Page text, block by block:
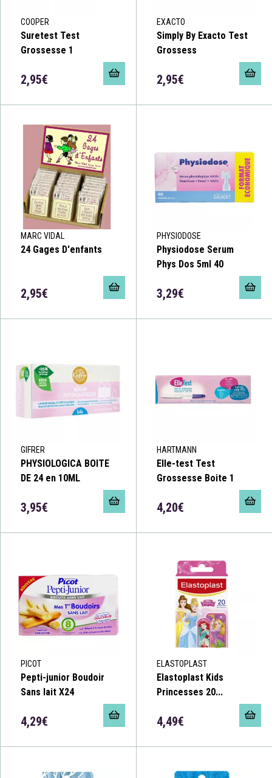
COOPER
Suretest Test
Grossesse 1
2,95€
EXACTO
Simply By Exacto Test
Grossess
2,95€
MARC VIDAL
24 Gages D'enfants
2,95€
PHYSIODOSE
Physiodose Serum
Phys Dos 5ml 40
3,29€
GIFRER
PHYSIOLOGICA BOITE
DE 24 en 10ML
3,95€
HARTMANN
Elle-test Test
Grossesse Boite 1
4,20€
PICOT
Pepti-junior Boudoir
Sans lait X24
4,29€
ELASTOPLAST
Elastoplast Kids
Princesses 20...
4,49€